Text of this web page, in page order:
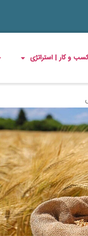
کسب و کار | استراتژی